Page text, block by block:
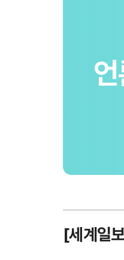
[세계일